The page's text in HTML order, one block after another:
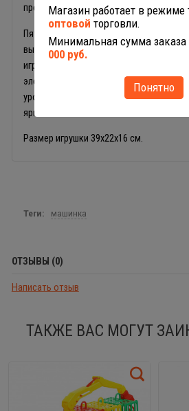
предметов миниатюрной формы.
Пять пар
выраженным протектором
игрушечному автомобилю
элементы грузовой машины
уровнем детализации из
яркого пластика.
Размер игрушки 39х22х16 см.
Теги: машинка
ОТЗЫВЫ (0)
Написать отзыв
ТАКЖЕ ВАС МОГУТ
Магазин работает в режиме
оптовой торговли.
Минимальная сумма заказа
000 руб.
Понятно